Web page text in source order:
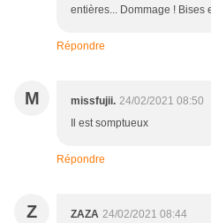
entières... Dommage ! Bises
Répondre
M missfujii. 24/02/2021 08:50
Il est somptueux
Répondre
Z ZAZA 24/02/2021 08:44